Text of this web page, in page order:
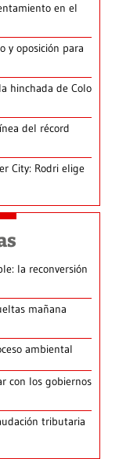
en el
y oposición para
hinchada de Colo
del récord
City: Rodri elige
la reconversión
mañana
ambiental
con los gobiernos
tributaria